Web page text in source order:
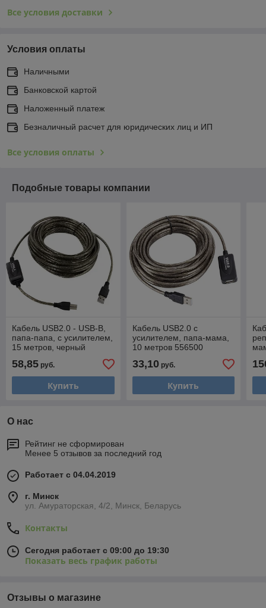
Все условия доставки
Условия оплаты
Наличными
Банковской картой
Наложенный платеж
Безналичный расчет для юридических лиц и ИП
Все условия оплаты
Подобные товары компании
Кабель USB2.0 - USB-B,
папа-папа, с усилителем,
15 метров, черный
58,85 руб.
Купить
Кабель USB2.0 с
усилителем, папа-мама,
10 метров 556500
33,10руб.
Купить
О нас
Рейтинг не сформирован
Менее 5 отзывов за последний год
Работает с 04.04.2019
г. Минск
ул. Амураторская, 4/2, Минск, Беларусь
Контакты
Сегодня работает с 09:00 до 19:30
Показать весь график работы
Отзывы о магазине